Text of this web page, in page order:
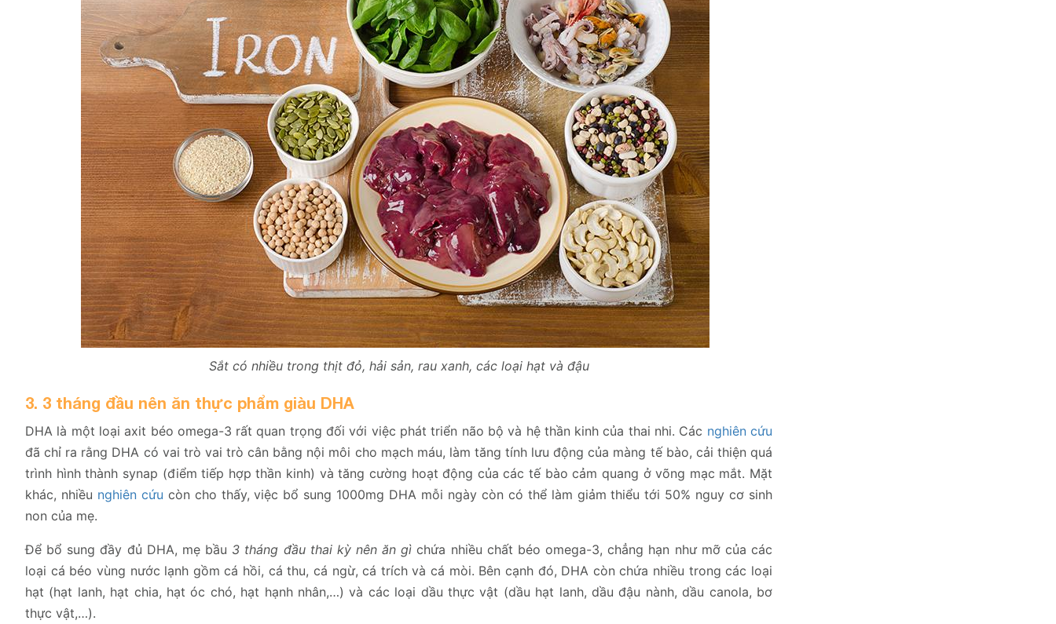
Sắt có nhiều trong thịt đỏ, hải sản, rau xanh, các loại hạt và đậu
3. 3 tháng đầu nên ăn thực phẩm giàu DHA
DHA là một loại axit béo omega-3 rất quan trọng đối với việc phát triển não bộ và hệ thần kinh của thai nhi. Các nghiên cứu
đã chỉ ra rằng DHA có vai trò vai trò cân bằng nội môi cho mạch máu, làm tăng tính lưu động của màng tế bào, cải thiện quá
trình hình thành synap (điểm tiếp hợp thần kinh) và tăng cường hoạt động của các tế bào cảm quang ở võng mạc mắt. Mặt
khác, nhiều nghiên cứu còn cho thấy, việc bổ sung 1000mg DHA mỗi ngày còn có thể làm giảm thiểu tới 50% nguy cơ sinh
non của mẹ.
Để bổ sung đầy đủ DHA, mẹ bầu 3 tháng đầu thai kỳ nên ăn gì chứa nhiều chất béo omega-3, chẳng hạn như mỡ của các
loại cá béo vùng nước lạnh gồm cá hồi, cá thu, cá ngừ, cá trích và cá mòi. Bên cạnh đó, DHA còn chứa nhiều trong các loại
hạt (hạt lanh, hạt chia, hạt óc chó, hạt hạnh nhân,…) và các loại dầu thực vật (dầu hạt lanh, dầu đậu nành, dầu canola, bơ
thực vật,…).